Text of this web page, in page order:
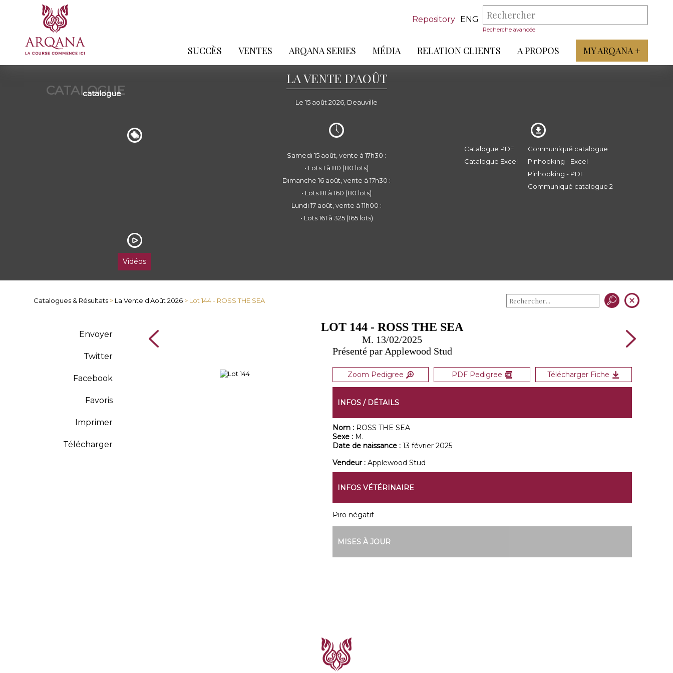
Repository ENG
Recherche avancée
SUCCÈS VENTES ARQANA SERIES MÉDIA RELATION CLIENTS A PROPOS MY ARQANA +
CATALOGUE
catalogue
LA VENTE D'AOÛT
Le 15 août 2026, Deauville
Vidéos
Samedi 15 août, vente à 17h30 :
• Lots 1 à 80 (80 lots)
Dimanche 16 août, vente à 17h30 :
• Lots 81 à 160 (80 lots)
Lundi 17 août, vente à 11h00 :
• Lots 161 à 325 (165 lots)
Catalogue PDF
Catalogue Excel
Communiqué catalogue
Pinhooking - Excel
Pinhooking - PDF
Communiqué catalogue 2
Catalogues & Résultats > La Vente d'Août 2026 > Lot 144 - ROSS THE SEA
Envoyer
Twitter
Facebook
Favoris
Imprimer
Télécharger
LOT 144 - ROSS THE SEA
M. 13/02/2025
Présenté par Applewood Stud
Zoom Pedigree PDF Pedigree Télécharger Fiche
INFOS / DÉTAILS
Nom : ROSS THE SEA
Sexe : M.
Date de naissance : 13 février 2025
Vendeur : Applewood Stud
INFOS VÉTÉRINAIRE
Piro négatif
MISES À JOUR